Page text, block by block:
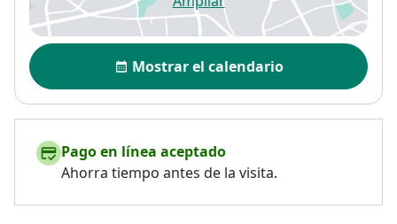
se abre en una nueva
Disponibilidad
Mostrar el calendario
Pago en línea aceptado
Ahorra tiempo antes de la visita.